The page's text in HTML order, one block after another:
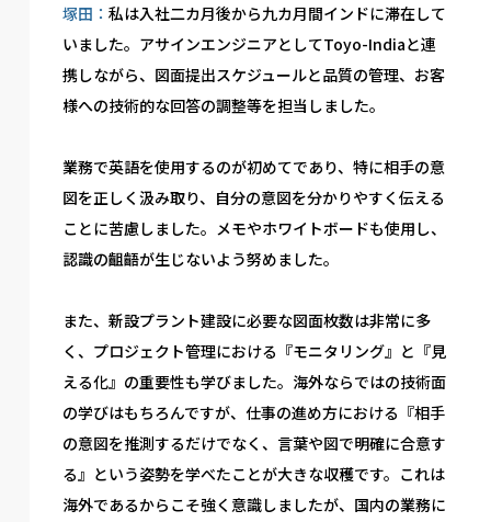
塚田： 私は入社二カ月後から九カ月間インドに滞在して
いました。アサインエンジニアとしてToyo-Indiaと連
携しながら、図面提出スケジュールと品質の管理、お客
様への技術的な回答の調整等を担当しました。
業務で英語を使用するのが初めてであり、特に相手の意
図を正しく汲み取り、自分の意図を分かりやすく伝える
ことに苦慮しました。メモやホワイトボードも使用し、
認識の齟齬が生じないよう努めました。
また、新設プラント建設に必要な図面枚数は非常に多
く、プロジェクト管理における『モニタリング』と『見
える化』の重要性も学びました。海外ならではの技術面
の学びはもちろんですが、仕事の進め方における『相手
の意図を推測するだけでなく、言葉や図で明確に合意す
る』という姿勢を学べたことが大きな収穫です。これは
海外であるからこそ強く意識しましたが、国内の業務に